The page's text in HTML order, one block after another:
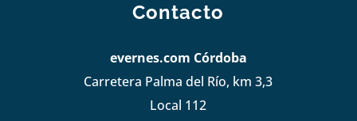
Contacto
evernes.com Córdoba
Carretera Palma del Río, km 3,3
Local 112